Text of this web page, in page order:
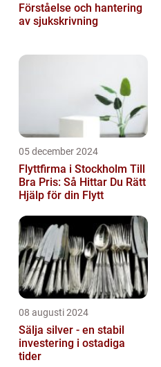
Förståelse och hantering
av sjukskrivning
05 december 2024
Flyttfirma i Stockholm Till
Bra Pris: Så Hittar Du Rätt
Hjälp för din Flytt
08 augusti 2024
Sälja silver - en stabil
investering i ostadiga
tider